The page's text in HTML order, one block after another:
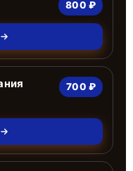
800 ₽
700 ₽